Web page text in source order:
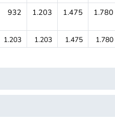
932 1.203 1.475 1.780
1.203 1.203 1.475 1.780